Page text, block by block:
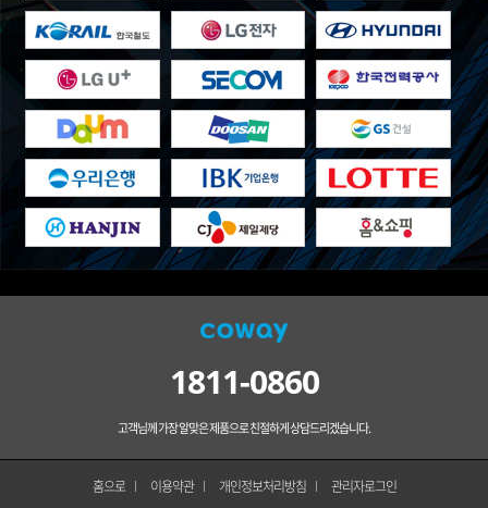
1811-0860
고객님께 가장 알맞은 제품으로 친절하게 상담드리겠습니다.
홈으로 이용약관 개인정보처리방침 관리자로그인